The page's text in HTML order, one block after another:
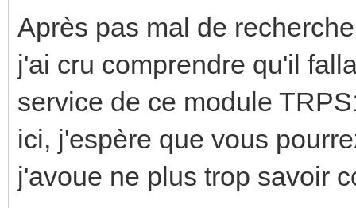
Après pas mal de
j'ai cru comprendre qu'il
service de ce module
ici, j'espère que vous
j'avoue ne plus trop savoir